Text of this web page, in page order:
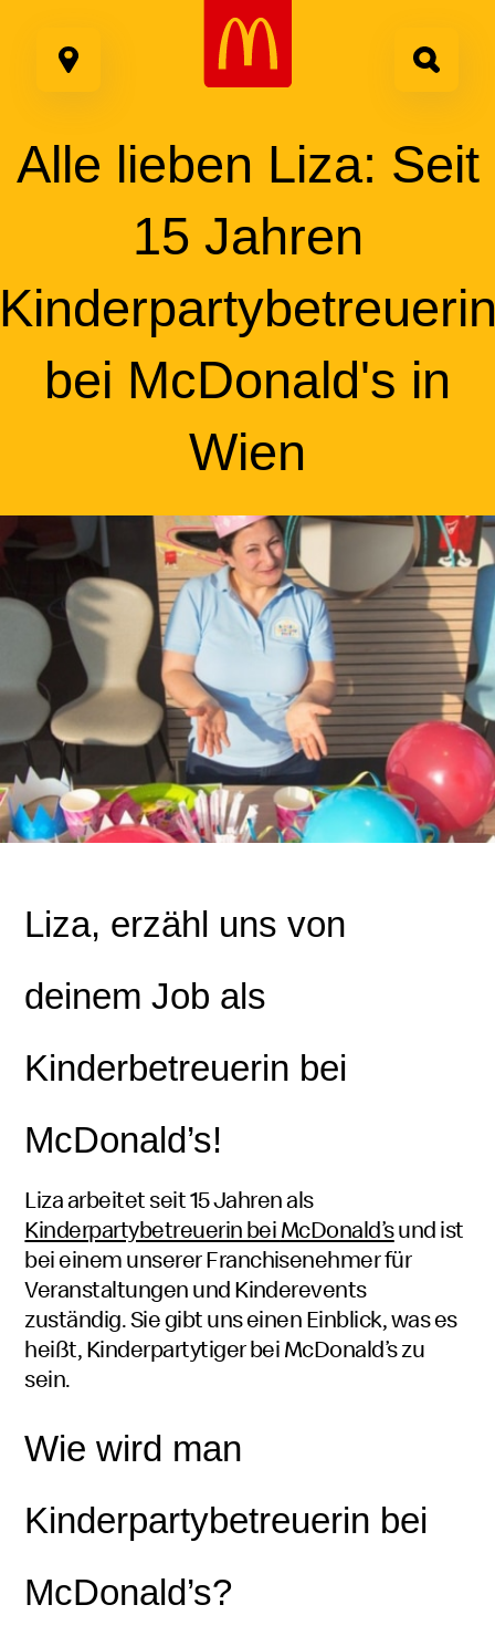
springen
Alle lieben Liza: Seit
15 Jahren
bei McDonald's in
Wien
Liza, erzähl uns von
deinem Job als
Kinderbetreuerin bei
McDonald’s!
Liza arbeitet seit 15 Jahren als
Kinderpartybetreuerin beiMcDonald’sund ist
bei einem unsererFranchisenehmer für
Veranstaltungen und Kinderevents
zuständig. Sie gibt uns einen Einblick, was es
heißt, Kinderpartytiger bei McDonald’s zu
sein.
Wie wird man
Kinderpartybetreuerin bei
McDonald’s?